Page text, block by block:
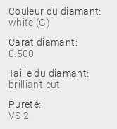
Couleur du diamant:
white (G)
Carat diamant:
0.500
Taille du diamant:
brilliant cut
Pureté:
VS 2